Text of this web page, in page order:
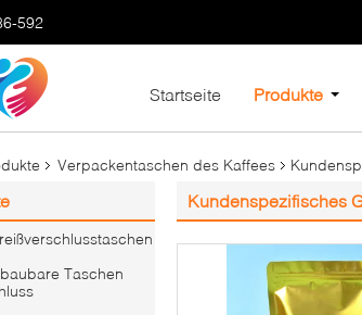
592
Startseite Produkte
Verpackentaschen des Kaffees
Taschen
Kundenspezifisches